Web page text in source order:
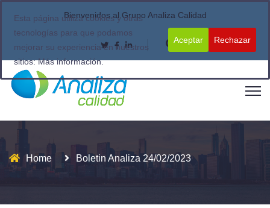
Bienvenidos al Grupo Analiza Calidad
Home Boletin Analiza 24/02/2023
Esta página utiliza cookies y otras
tecnologías para que podamos
mejorar su experiencia en nuestros
sitios:Más información.
Aceptar Rechazar